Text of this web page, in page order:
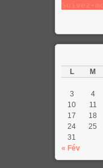
L M
3
4
10
11
17
18
24
25
31
« Fév